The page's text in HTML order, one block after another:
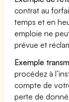
contrat au
temps et en
emploie ne
prévue et
Exemple
procédez à
compte de
perte de